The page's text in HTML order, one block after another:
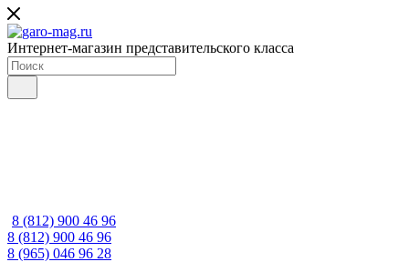
Интернет-магазин представительского класса
8 (812) 900 46 96
8 (812) 900 46 96
8 (965) 046 96 28